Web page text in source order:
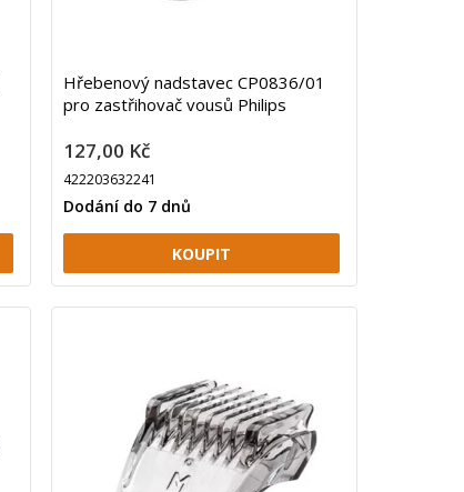
Hřebenový nadstavec CP0836/01
pro zastřihovač vousů Philips
127,00 Kč
422203632241
Dodání do 7 dnů